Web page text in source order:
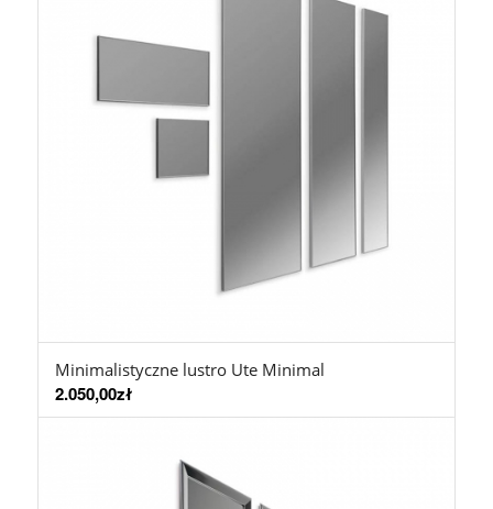
Minimalistyczne lustro Ute Minimal
2.050,00zł